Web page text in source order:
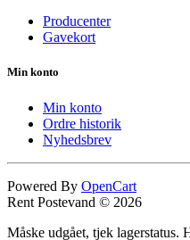
Producenter
Gavekort
Min konto
Min konto
Ordre historik
Nyhedsbrev
Powered By OpenCart
Rent Postevand © 2026
Måske udgået, tjek